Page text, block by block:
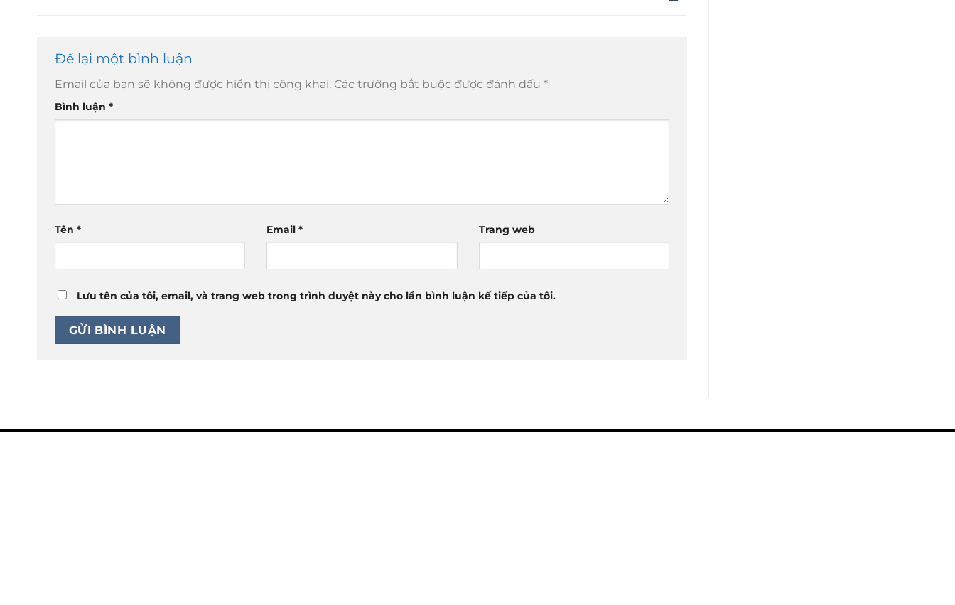
Để lại một bình luận
Email của bạn sẽ không được hiển thị công khai. Các trường bắt buộc được đánh dấu *
Bình luận *
Tên * Email* Trang web
Lưu tên của tôi, email, và trang web trong trình duyệt này cho lần bình luận kế tiếp của tôi.